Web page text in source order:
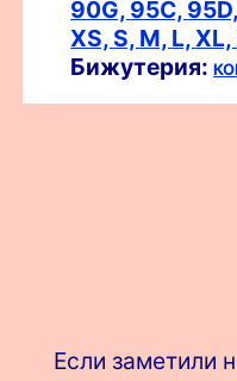
90G, 95C, 95D,
XS, S, M, L,XL,
Бижутерия:
Если заметили